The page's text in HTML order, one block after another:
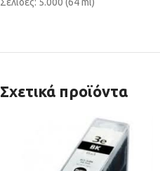
Σχετικά προϊόντα